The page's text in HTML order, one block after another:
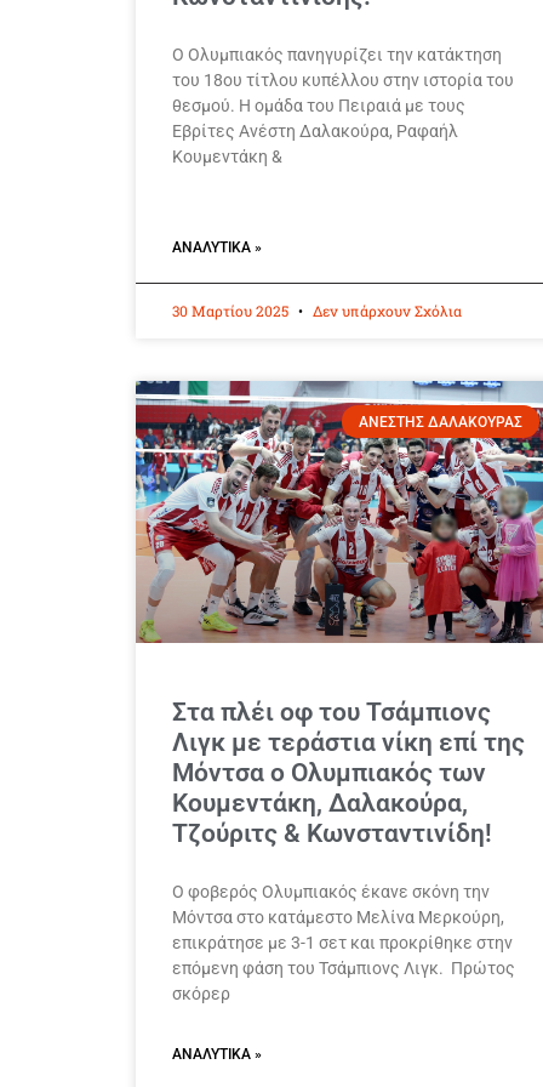
Ο Ολυμπιακός πανηγυρίζει την κατάκτηση
του 18ου τίτλου κυπέλλου στην ιστορία του
θεσμού. Η ομάδα του Πειραιά με τους
Εβρίτες Ανέστη Δαλακούρα, Ραφαήλ
Κουμεντάκη &
ΑΝΑΛΥΤΙΚΆ »
30 Μαρτίου 2025 Δεν υπάρχουν Σχόλια
ΑΝΕΣΤΗΣ ΔΑΛΑΚΟΥΡΑΣ
Στα πλέι οφ του Τσάμπιονς
Λιγκ με τεράστια νίκη επί της
Μόντσα ο Ολυμπιακός των
Κουμεντάκη, Δαλακούρα,
Τζούριτς & Κωνσταντινίδη!
Ο φοβερός Ολυμπιακός έκανε σκόνη την
Μόντσα στο κατάμεστο Μελίνα Μερκούρη,
επικράτησε με 3-1 σετ και προκρίθηκε στην
επόμενη φάση του Τσάμπιονς Λιγκ. Πρώτος
σκόρερ
ΑΝΑΛΥΤΙΚΆ »